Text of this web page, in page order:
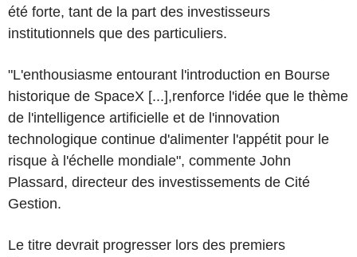
été forte, tant de la part des investisseurs
institutionnels que des particuliers.
"L'enthousiasme entourant l'introduction en Bourse
historique de SpaceX [...],renforce l'idée que le thème
de l'intelligence artificielle et de l'innovation
technologique continue d'alimenter l'appétit pour le
risque à l'échelle mondiale", commente John
Plassard, directeur des investissements de Cité
Gestion.
Le titre devrait progresser lors des premiers